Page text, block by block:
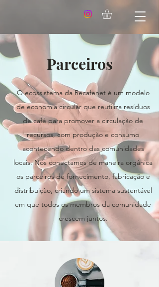
Parceiros
O ecossistema da Recafenet é um modelo
de economia circular que reutiliza resíduos
de café para promover a circulação de
recursos, com produção e consumo
acontecendo dentro das comunidades
locais. Nós conectamos de maneira orgânica
os parceiros de fornecimento, fabricação e
distribuição, criando um sistema sustentável
em que todos os membros da comunidade
crescem juntos.